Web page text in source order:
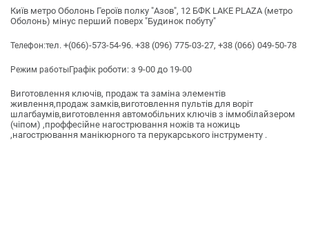
Київ метро Оболонь Героїв полку "Азов", 12 БФК LAKE PLAZA (метро
Оболонь) мінус перший поверх "Будинок побуту"
Телефон:тел. +(066)-573-54-96. +38 (096) 775-03-27, +38 (066) 049-50-78
Режим работыГрафік роботи: з 9-00 до 19-00
Виготовлення ключів, продаж та заміна элементів
живлення,продаж замків,виготовлення пультів для воріт
шлагбаумів,виготовлення автомобільних ключів з іммобілайзером
(чіпом) ,проффесійне нагострювання ножів та ножиць
,нагострювання манікюрного та перукарського інструменту .